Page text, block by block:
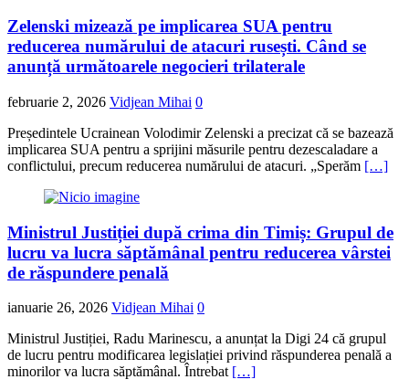
Zelenski mizează pe implicarea SUA pentru
reducerea numărului de atacuri rusești. Când se
anunță următoarele negocieri trilaterale
februarie 2, 2026 Vidjean Mihai 0
Președintele Ucrainean Volodimir Zelenski a precizat că se bazează
implicarea SUA pentru a sprijini măsurile pentru dezescaladare a
conflictului, precum reducerea numărului de atacuri. „Sperăm […]
Ministrul Justiției după crima din Timiș: Grupul de
lucru va lucra săptămânal pentru reducerea vârstei
de răspundere penală
ianuarie 26, 2026 Vidjean Mihai 0
Ministrul Justiției, Radu Marinescu, a anunțat la Digi 24 că grupul
de lucru pentru modificarea legislației privind răspunderea penală a
minorilor va lucra săptămânal. Întrebat […]